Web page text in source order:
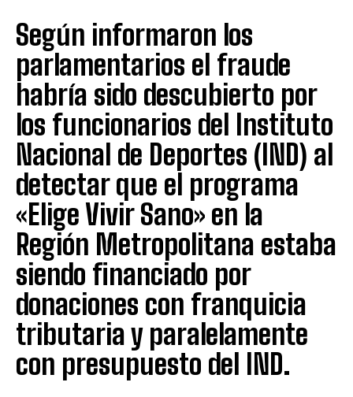
Según informaron los
parlamentarios el fraude
habría sido descubierto por
los funcionarios del Instituto
Nacional de Deportes (IND) al
detectar que el programa
«Elige Vivir Sano» en la
Región Metropolitana estaba
siendo financiado por
donaciones con franquicia
tributaria y paralelamente
con presupuesto del IND.